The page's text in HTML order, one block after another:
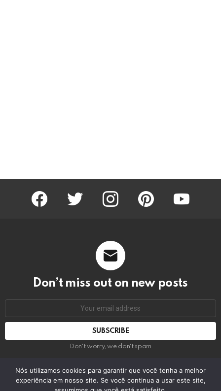
facebook twitter instagram pinterest youtube
Don’t miss out on new posts
Don't worry, we don't spam
© 2026 by bring the pixel. Remember to change this
Nós utilizamos cookies para garantir que você tenha a melhor
experiência em nosso site. Se você continua a usar este site,